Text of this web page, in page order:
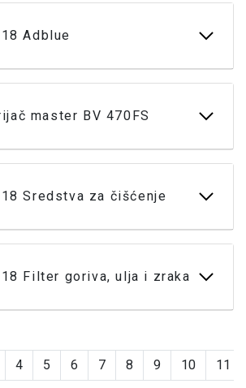
Adblue
master BV 470FS
Sredstva za čišćenje
Filter goriva, ulja i zraka
4 5 6 7 8 9 10 11